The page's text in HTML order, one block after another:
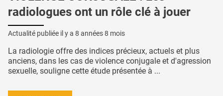
radiologues ont un rôle clé à jouer
Actualité publiée il y a 8 années 8 mois
La radiologie offre des indices précieux, actuels et plus
anciens, dans les cas de violence conjugale et d'agression
sexuelle, souligne cette étude présentée à ...